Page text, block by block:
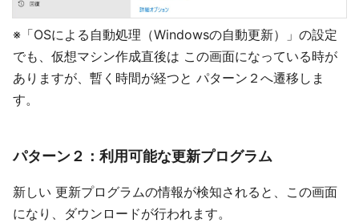
※「OSによる自動処理（Windowsの自動更新）」の設定
でも、仮想マシン作成直後は この画面になっている時が
ありますが、暫く時間が経つと パターン２へ遷移しま
す。
パターン２：利用可能な更新プログラム
新しい 更新プログラムの情報が検知されると、この画面
になり、ダウンロードが行われます。